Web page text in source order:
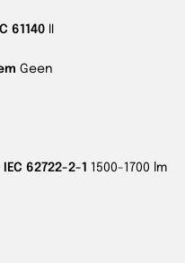
61140 II
Geen
62722-2-1 1500-1700 lm